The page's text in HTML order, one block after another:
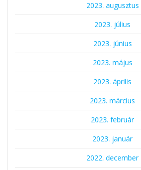
2023. augusztus
2023. július
2023. június
2023. május
2023. április
2023. március
2023. február
2023. január
2022. december